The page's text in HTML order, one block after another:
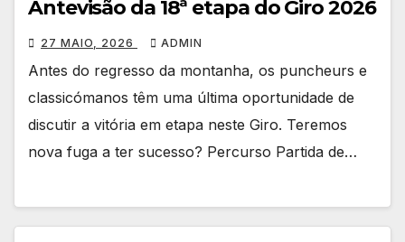
Antevisão da 18ª etapa do Giro 2026
27 MAIO, 2026 ADMIN
Antes do regresso da montanha, os puncheurs e
classicómanos têm uma última oportunidade de
discutir a vitória em etapa neste Giro. Teremos
nova fuga a ter sucesso? Percurso Partida de…